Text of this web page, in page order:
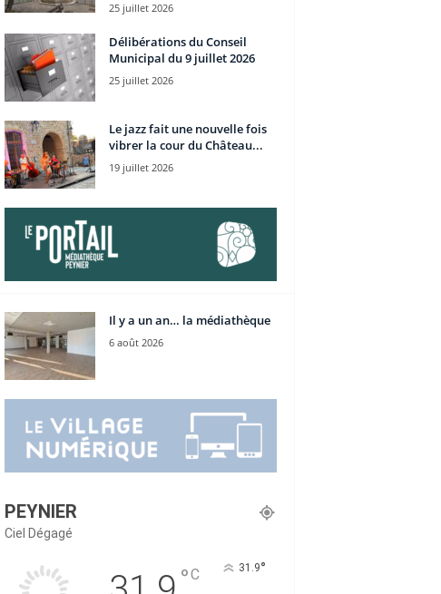
25 juillet 2026
Délibérations du Conseil
Municipal du 9 juillet 2026
25 juillet 2026
Le jazz fait une nouvelle fois
vibrer la cour du Château...
19 juillet 2026
Il y a un an… la médiathèque
6 août 2026
PEYNIER
Ciel Dégagé
°C 31.9°